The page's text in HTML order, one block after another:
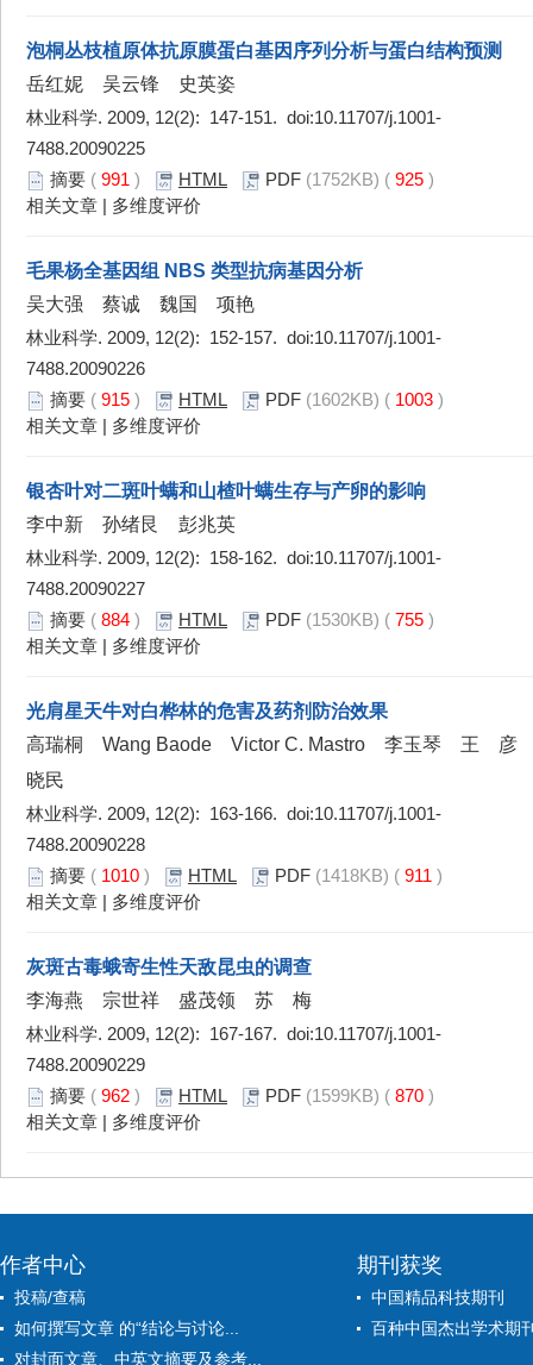
泡桐丛枝植原体抗原膜蛋白基因序列分析与蛋白结构预测
岳红妮 吴云锋 史英姿
林业科学. 2009, 12(2): 147-151. doi:10.11707/j.1001-
7488.20090225
摘要 ( 991 ) HTML PDF (1752KB) ( 925 )
相关文章
多维度评价
毛果杨全基因组 NBS 类型抗病基因分析
吴大强 蔡诚 魏国 项艳
林业科学. 2009, 12(2): 152-157. doi:10.11707/j.1001-
7488.20090226
摘要 ( 915 ) HTML PDF (1602KB) ( 1003 )
相关文章
多维度评价
银杏叶对二斑叶螨和山楂叶螨生存与产卵的影响
李中新 孙绪艮 彭兆英
林业科学. 2009, 12(2): 158-162. doi:10.11707/j.1001-
7488.20090227
摘要 ( 884 ) HTML PDF (1530KB) ( 755 )
相关文章
多维度评价
光肩星天牛对白桦林的危害及药剂防治效果
高瑞桐 Wang Baode Victor C. Mastro 李玉琴 王 彦
晓民
林业科学. 2009, 12(2): 163-166. doi:10.11707/j.1001-
7488.20090228
摘要 ( 1010 ) HTML PDF (1418KB) ( 911 )
相关文章
多维度评价
灰斑古毒蛾寄生性天敌昆虫的调查
李海燕 宗世祥 盛茂领 苏 梅
林业科学. 2009, 12(2): 167-167. doi:10.11707/j.1001-
7488.20090229
摘要 ( 962 ) HTML PDF (1599KB) ( 870 )
相关文章
多维度评价
作者中心
投稿/查稿
如何撰写文章 的“结论与讨论...
对封面文章、中英文摘要及参考...
期刊获奖
中国精品科技期刊
百种中国杰出学术期